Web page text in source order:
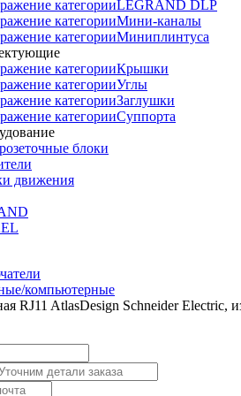
LEGRAND DLP
Мини-каналы
Миниплинтуса
Крышки
Углы
Заглушки
Суппорта
блоки
движения
компьютерные
RJ11 AtlasDesign Schneider Electric,